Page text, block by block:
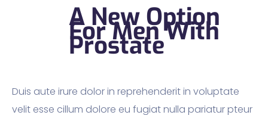
A New Option
For Men With
Prostate
Duis aute irure dolor in reprehenderit in voluptate
velit esse cillum dolore eu fugiat nulla pariatur pteur